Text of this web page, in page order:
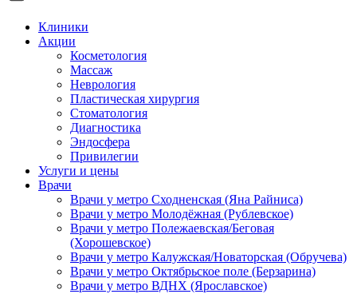
Клиники
Акции
Косметология
Массаж
Неврология
Пластическая хирургия
Стоматология
Диагностика
Эндосфера
Привилегии
Услуги и цены
Врачи
Врачи у метро Сходненская (Яна Райниса)
Врачи у метро Молодёжная (Рублевское)
Врачи у метро Полежаевская/Беговая
(Хорошевское)
Врачи у метро Калужская/Новаторская (Обручева)
Врачи у метро Октябрьское поле (Берзарина)
Врачи у метро ВДНХ (Ярославское)